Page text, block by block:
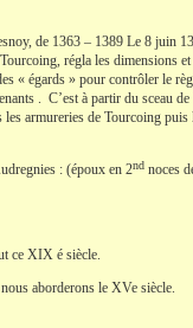
de 1363 – 1389 Le 8 juin
régla les dimensions
« égards » pour contrôler le
. C’est à partir du sceau
les armureries de Tourcoing
: (époux en 2nd noces
ce XIX é siècle.
aborderons le XVe siècle.